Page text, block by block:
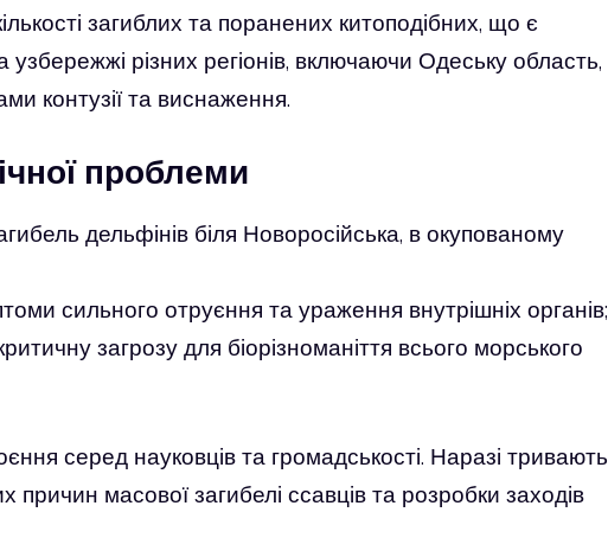
загиблих та поранених китоподібних, що є
різних регіонів, включаючи Одеську область,
контузії та виснаження.
проблеми
дельфінів біля Новоросійська, в окупованому
сильного отруєння та ураження внутрішніх органів;
загрозу для біорізноманіття всього морського
серед науковців та громадськості. Наразі тривають
масової загибелі ссавців та розробки заходів